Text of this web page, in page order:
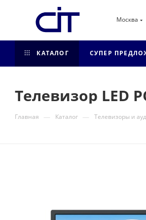
Москва
КАТАЛОГ СУПЕР
Телевизор LED
Главная — Каталог — Телевизоры и